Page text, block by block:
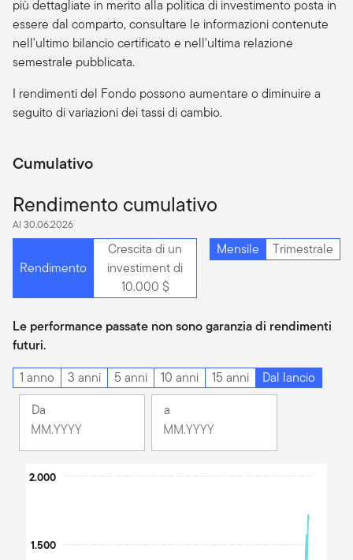
più dettagliate in merito alla politica di investimento posta in
essere dal comparto, consultare le informazioni contenute
nell'ultimo bilancio certificato e nell'ultima relazione
semestrale pubblicata.
I rendimenti del Fondo possono aumentare o diminuire a
seguito di variazioni dei tassi di cambio.
Cumulativo
Rendimento cumulativo
Al 30.06.2026
Rendimento
Crescita di un
investiment di
10.000 $
Mensile Trimestrale
Le performance passate non sono garanzia di rendimenti
futuri.
1 anno
3 anni 5 anni 10 anni 15 anni
Dal lancio
Da
Cambiamento
selezionato
a
selezionato
Chart
The chart has 1 X axis displaying Time. Data ranges from
The chart has 1 Y axis displaying values. Data ranges from
1.500
2.000